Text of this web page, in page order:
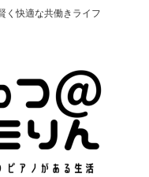
く快適な共働きライフ